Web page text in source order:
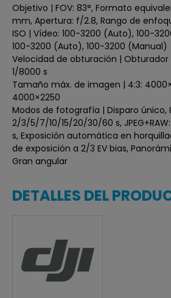
Objetivo | FOV: 83°, Formato
mm, Apertura: f/2.8, Rango de
ISO | Vídeo: 100-3200 (Auto), 100-
100-3200 (Auto), 100-3200 (Manual)
Velocidad de obturación |
1/8000 s
Tamaño máx. de imagen | 4:3:
4000×2250
Modos de fotografía | Disparo único,
2/3/5/7/10/15/20/30/60 s,
s, Exposición automática en
de exposición a 2/3 EV bias,
Gran angular
DETALLES DEL